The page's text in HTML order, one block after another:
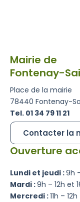
Mairie de
Fontenay-
Place de la mairie
78440 Fontenay-
Tel. 01 34 79 11 21
Contacter la
Ouverture
Lundi et jeudi :9h
Mardi :9h – 12h et
Mercredi :11h – 12h